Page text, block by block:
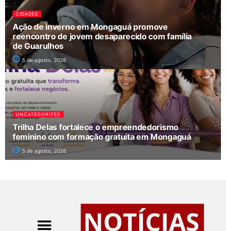
CIDADES
Ação de inverno em Mongaguá promove
reencontro de jovem desaparecido com família
de Guarulhos
5 de agosto, 2026
UNCATEGORIZED
Trilha Delas fortalece o empreendedorismo
feminino com formação gratuita em Mongaguá
5 de agosto, 2026